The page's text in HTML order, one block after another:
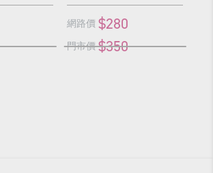
網路價 $280
門市價 $350